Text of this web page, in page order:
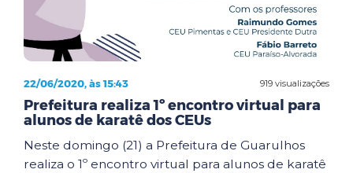
919 visualizações
22/06/2020, às 15:43
Prefeitura realiza 1º encontro virtual para
alunos de karatê dos CEUs
Neste domingo (21) a Prefeitura de Guarulhos
realiza o 1º encontro virtual para alunos de karatê